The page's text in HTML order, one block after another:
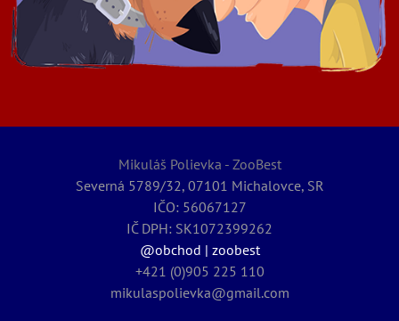
Mikuláš Polievka - ZooBest
Severná 5789/32, 07101 Michalovce, SR
IČO: 56067127
IČ DPH: SK1072399262
@obchod | zoobest
+421 (0)905 225 110
mikulaspolievka@gmail.com